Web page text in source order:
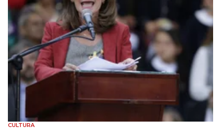
CULTURA